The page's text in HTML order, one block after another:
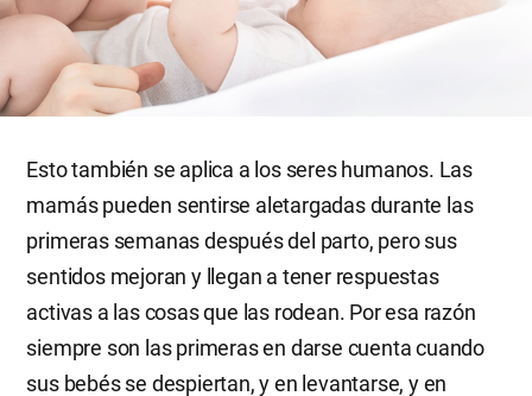
Esto también se aplica a los seres humanos. Las
mamás pueden sentirse aletargadas durante las
primeras semanas después del parto, pero sus
sentidos mejoran y llegan a tener respuestas
activas a las cosas que las rodean. Por esa razón
siempre son las primeras en darse cuenta cuando
sus bebés se despiertan, y en levantarse, y en